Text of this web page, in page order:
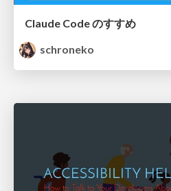
Claude Code のすすめ
schroneko